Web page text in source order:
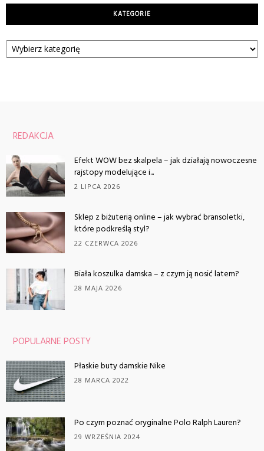
KATEGORIE
Kategorie
REDAKCJA
Efekt WOW bez skalpela – jak działają nowoczesne
rajstopy modelujące i...
2 LIPCA 2026
Sklep z biżuterią online – jak wybrać bransoletki,
które podkreślą styl?
22 CZERWCA 2026
Biała koszulka damska – z czym ją nosić latem?
28 MAJA 2026
POPULARNE POSTY
Płaskie buty damskie Nike
28 MARCA 2022
Po czym poznać oryginalne Polo Ralph Lauren?
29 WRZEŚNIA 2024